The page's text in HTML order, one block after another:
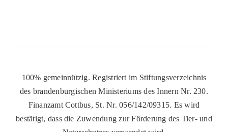
100% gemeinnützig. Registriert im Stiftungsverzeichnis
des brandenburgischen Ministeriums des Innern Nr. 230.
Finanzamt Cottbus, St. Nr. 056/142/09315. Es wird
bestätigt, dass die Zuwendung zur Förderung des Tier- und